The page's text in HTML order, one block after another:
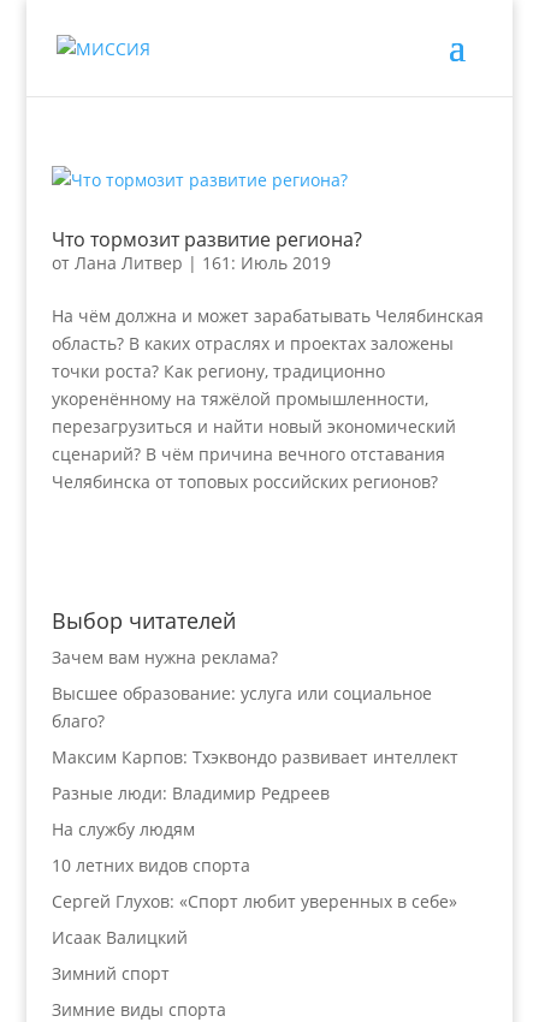
Что тормозит развитие региона?
от Лана Литвер | 161: Июль 2019
На чём должна и может зарабатывать Челябинская
область? В каких отраслях и проектах заложены
точки роста? Как региону, традиционно
укоренённому на тяжёлой промышленности,
перезагрузиться и найти новый экономический
сценарий? В чём причина вечного отставания
Челябинска от топовых российских регионов?
Выбор читателей
Зачем вам нужна реклама?
Высшее образование: услуга или социальное
благо?
Максим Карпов: Тхэквондо развивает интеллект
Разные люди: Владимир Редреев
На службу людям
10 летних видов спорта
Сергей Глухов: «Спорт любит уверенных в себе»
Исаак Валицкий
Зимний спорт
Зимние виды спорта